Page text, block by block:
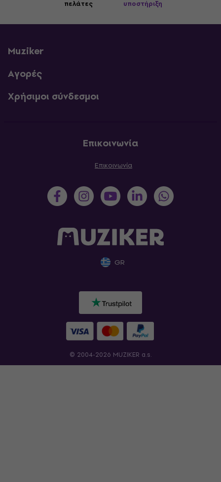
πελάτες
υποστήριξη
Muziker
Αγορές
Χρήσιμοι σύνδεσμοι
Επικοινωνία
Επικοινωνία
GR
© 2004-2026 MUZIKER a.s.